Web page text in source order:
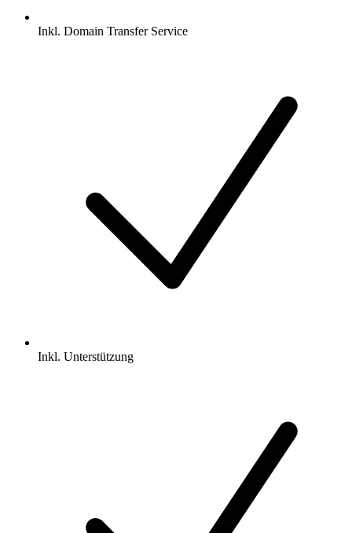
Inkl. Domain Transfer Service
Inkl. Unterstützung